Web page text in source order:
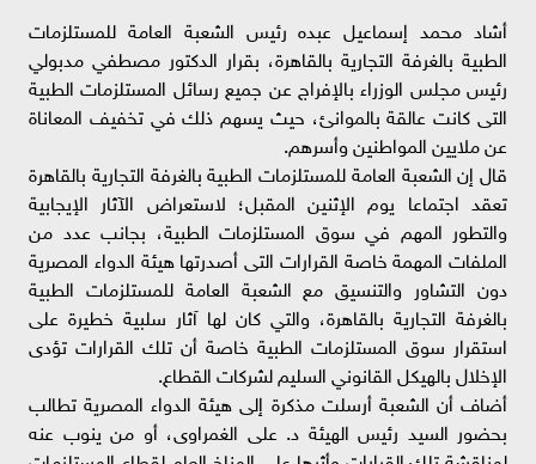
أشاد محمد إسماعيل عبده رئيس الشعبة العامة للمستلزمات
الطبية بالغرفة التجارية بالقاهرة، بقرار الدكتور مصطفي مدبولي
رئيس مجلس الوزراء بالإفراج عن جميع رسائل المستلزمات الطبية
التى كانت عالقة بالموانئ، حيث يسهم ذلك في تخفيف المعاناة
عن ملايين المواطنين وأسرهم.
قال إن الشعبة العامة للمستلزمات الطبية بالغرفة التجارية بالقاهرة
تعقد اجتماعا يوم الإثنين المقبل؛ لاستعراض الآثار الإيجابية
والتطور المهم في سوق المستلزمات الطبية، بجانب عدد من
الملفات المهمة خاصة القرارات التى أصدرتها هيئة الدواء المصرية
دون التشاور والتنسيق مع الشعبة العامة للمستلزمات الطبية
بالغرفة التجارية بالقاهرة، والتي كان لها آثار سلبية خطيرة على
استقرار سوق المستلزمات الطبية خاصة أن تلك القرارات تؤدى
الإخلال بالهيكل القانوني السليم لشركات القطاع.
أضاف أن الشعبة أرسلت مذكرة إلى هيئة الدواء المصرية تطالب
بحضور السيد رئيس الهيئة د. على الغمراوى، أو من ينوب عنه